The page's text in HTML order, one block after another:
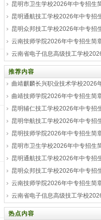
昆明市卫生学校2026年中专招生
昆明通航技工学校2026年中专招
昆明众邦技工学校2026年中专招
云南技师学院2026年中专招生简
云南省电子信息高级技工学校
生简章
推荐内容
曲靖麒麟长兴职业技术学校2026
简章曲靖技师学院2026年中专招生简
昆明辅仁技工学校2026年中专招
昆明华航技工学校2026年中专招
昆明技师学院2026年中专招生简
昆明市卫生学校2026年中专招生
昆明通航技工学校2026年中专招
昆明众邦技工学校2026年中专招
云南技师学院2026年中专招生简
云南省电子信息高级技工学校
生简章
热点内容